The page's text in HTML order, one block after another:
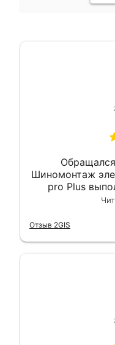
Шиномонтаж
pro Plus
Отзыв 2GIS